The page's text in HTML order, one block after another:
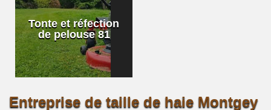
Tonte et réfection
de pelouse 81
Entreprise de taille de haie Montgey